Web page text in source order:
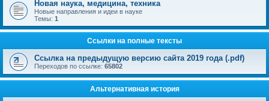
Новая наука, медицина, техника
Новые направления и идеи в науке
Темы: 1
Ссылки на полные тексты
Ссылка на предыдущую версию сайта 2019 года (.pdf)
Переходов по ссылке: 65802
Альтернативная история